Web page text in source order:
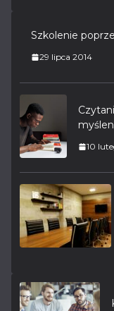
Szkolenie
29 lipca 2014
10